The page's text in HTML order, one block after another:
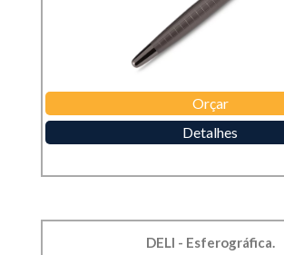
Orçar
Detalhes
DELI - Esferográfica.